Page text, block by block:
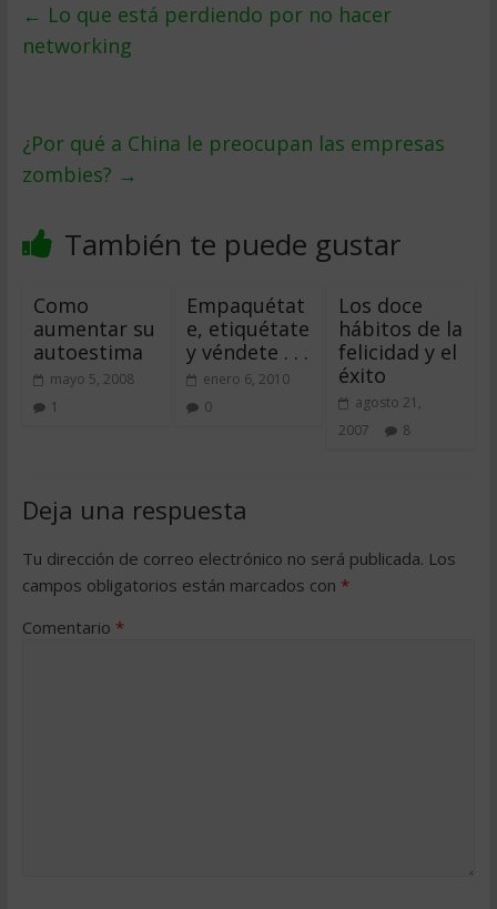
← Lo que está perdiendo por no hacer
networking
¿Por qué a China le preocupan las empresas
zombies? →
También te puede gustar
Como
aumentar su
autoestima
mayo 5, 2008
1
Empaquétat
e, etiquétate
y véndete . . .
enero 6, 2010
0
Los doce
hábitos de la
felicidad y el
éxito
agosto 21,
2007
8
Deja una respuesta
Tu dirección de correo electrónico no será publicada. Los
campos obligatorios están marcados con *
Comentario *